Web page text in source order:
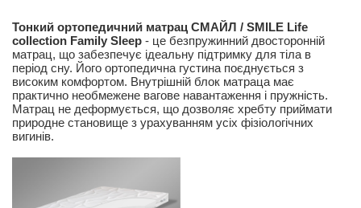
Тонкий ортопедичний матрац СМАЙЛ / SMILE Life
collection Family Sleep - це безпружинний двосторонній
матрац, що забезпечує ідеальну підтримку для тіла в
період сну. Його ортопедична густина поєднується з
високим комфортом. Внутрішній блок матраца має
практично необмежене вагове навантаження і пружність.
Матрац не деформується, що дозволяє хребту приймати
природне становище з урахуванням усіх фізіологічних
вигинів.